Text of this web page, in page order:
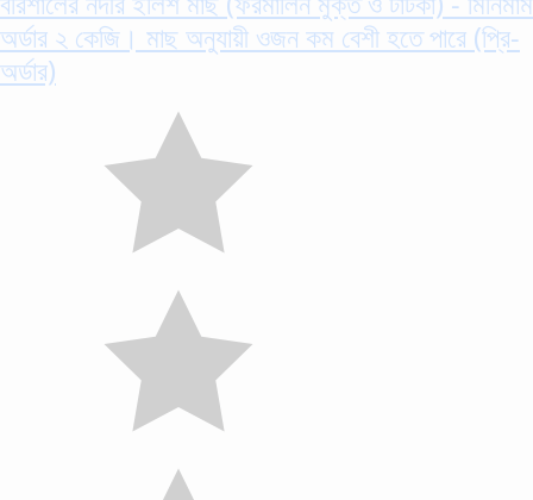
অর্ডার ২ কেজি। মাছ অনুযায়ী ওজন কম বেশী হতে পারে (প্রি-
অর্ডার)